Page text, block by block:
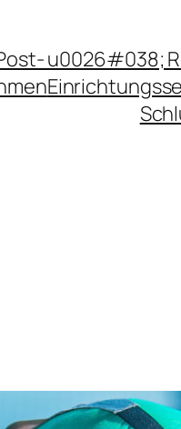
u0026#038;